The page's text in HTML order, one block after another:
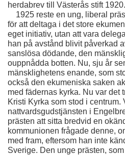
herdabrev till Västerås stift 1920.
1925 reste en ung, liberal
för att deltaga i det store
eget initiativ, utan att vara
han på avstånd blivit påverkad
sanslösa dödande, den
ouppnådda botten. Nu, sju år
mänsklighetens enande, som
också den ekumeniska saken
med fädernas kyrka. Nu var det
Kristi Kyrka som stod i centrum.
nattvardsgudstjänsten i
prästen att sitta bredvid en
kommunionen frågade denne,
med fram, eftersom han inte
Sverige. Den unge prästen,